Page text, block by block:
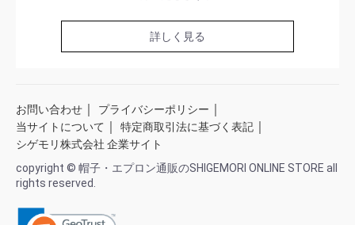
詳しく見る
お問い合わせ プライバシーポリシー
当サイトについて 特定商取引法に基づく表記
シゲモリ株式会社 企業サイト
copyright © 帽子・エプロン通販のSHIGEMORI ONLINE STORE all
rights reserved.